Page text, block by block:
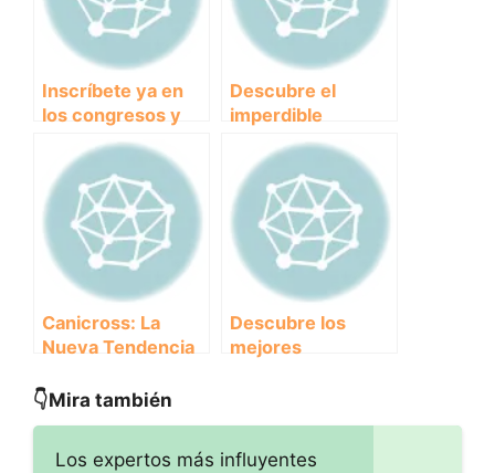
Inscríbete ya en
los congresos y
conferencias de
Canicross: ¡No te
lo pierdas!
Descubre el
imperdible
programa de
conferencias y
charlas de
Canicross
Canicross: La
Nueva Tendencia
Conferencias
Descubre los
mejores
👇Mira también
Los expertos más influyentes